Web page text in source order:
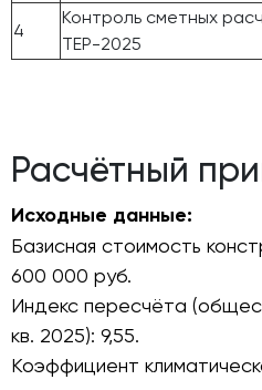
4
Контроль сметных
ТЕР-2025
Расчётный
Исходные данные:
Базисная стоимость
600 000 руб.
Индекс пересчёта
кв. 2025): 9,55.
Коэффициент